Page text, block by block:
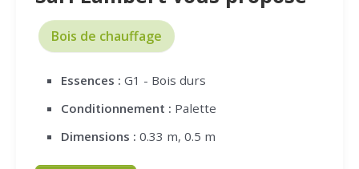
Bois de chauffage
Essences : G1 - Bois durs
Conditionnement : Palette
Dimensions : 0.33 m, 0.5 m